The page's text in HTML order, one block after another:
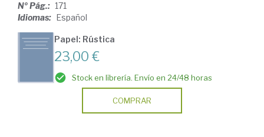
Nº Pág.: 171
Idiomas: Español
Papel: Rústica
23,00 €
Stock en librería. Envío en 24/48 horas
COMPRAR